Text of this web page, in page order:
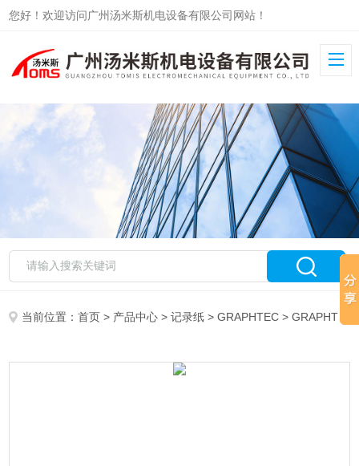
您好！欢迎访问广州汤米斯机电设备有限公司网站！
当前位置：首页 > 产品中心 >记录纸 >GRAPHTEC > GRAPHTEC记录纸PZ270